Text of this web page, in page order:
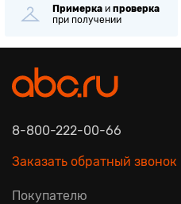
Примерка и проверка
при получении
8-800-222-00-66
Заказать обратный звонок
Покупателю